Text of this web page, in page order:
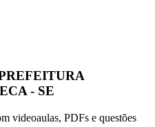
- SE
videoaulas, PDFs e questões